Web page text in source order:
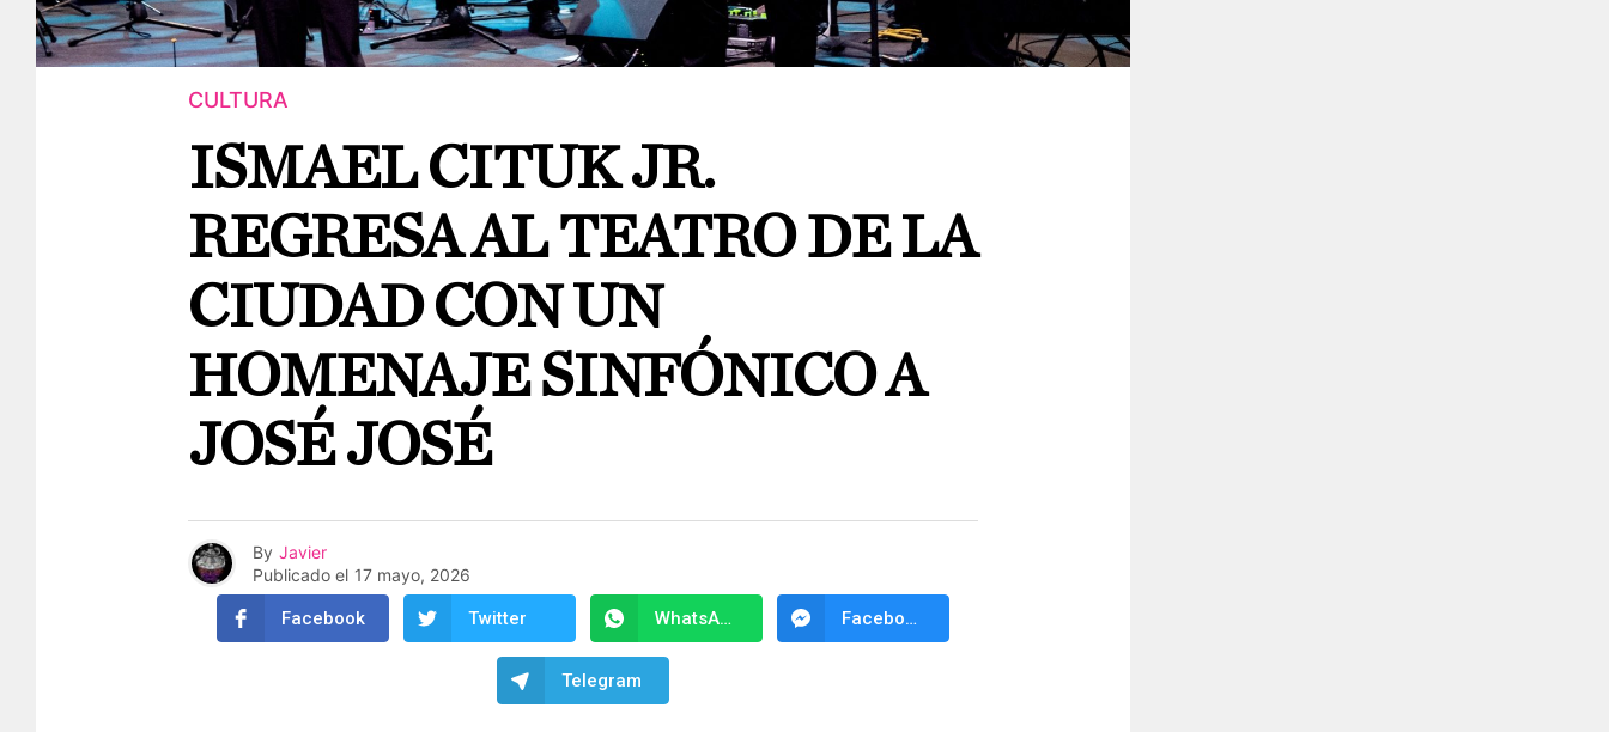
CULTURA
ISMAEL CITUK JR.
REGRESA AL TEATRO DE LA
CIUDAD CON UN
HOMENAJE SINFÓNICO A
JOSÉ JOSÉ
By Javier
Publicado el 17 mayo, 2026
Facebook Twitter WhatsApp Facebook Messenger
Telegram